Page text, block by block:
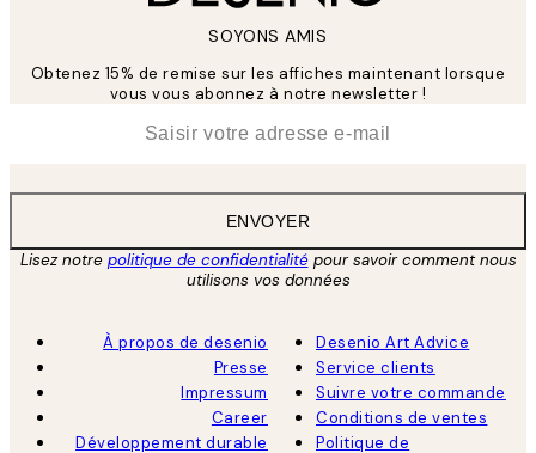
SOYONS AMIS
Obtenez 15% de remise sur les affiches maintenant lorsque
vous vous abonnez à notre newsletter !
ENVOYER
Lisez notre politique de confidentialitépour savoir comment nous
utilisons vos données
À propos de desenio
Presse
Impressum
Career
Développement durable
Desenio Art Advice
Service clients
Suivre votre commande
Conditions de ventes
Politique de